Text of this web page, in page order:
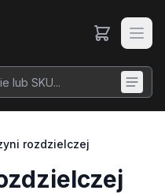
rozdzielczej